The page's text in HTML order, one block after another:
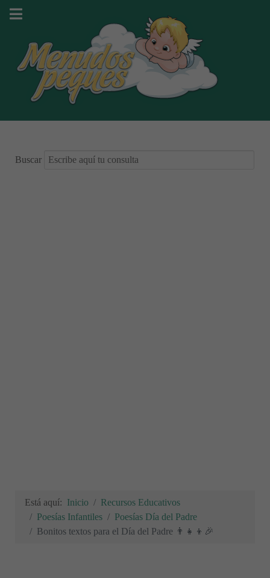
Buscar
Está aquí: Inicio
Recursos Educativos
Poesías Infantiles
Poesías Día del Padre
Bonitos textos para el Día del Padre 👨‍👧‍👦🎉